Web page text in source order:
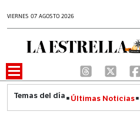
VIERNES 07 AGOSTO 2026
Últimas Noticias